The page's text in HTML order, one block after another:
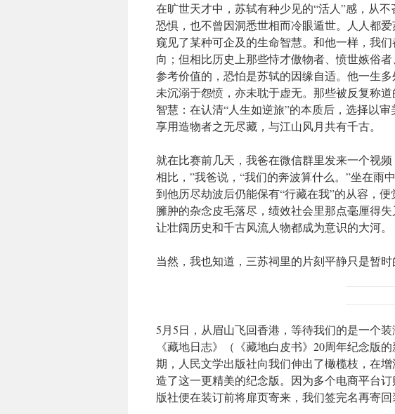
在旷世天才中，苏轼有种少见的“活人”感，从
恐惧，也不曾因洞悉世相而冷眼遁世。人人都
窥见了某种可企及的生命智慧。和他一样，我
向；但相比历史上那些恃才傲物者、愤世嫉俗
参考价值的，恐怕是苏轼的因缘自适。他一生
未沉溺于怨愤，亦未耽于虚无。那些被反复称
智慧：在认清“人生如逆旅”的本质后，选择以
享用造物者之无尽藏，与江山风月共有千古。
就在比赛前几天，我爸在微信群里发来一个视
相比，”我爸说，“我们的奔波算什么。”坐在雨
到他历尽劫波后仍能保有“行藏在我”的从容，
臃肿的杂念皮毛落尽，绩效社会里那点毫厘得
让壮阔历史和千古风流人物都成为意识的大河。
当然，我也知道，三苏祠里的片刻平静只是暂
5月5日，从眉山飞回香港，等待我们的是一个
《藏地日志》（《藏地白皮书》20周年纪念版
期，人民文学出版社向我们伸出了橄榄枝，在
造了这一更精美的纪念版。因为多个电商平台
版社便在装订前将扉页寄来，我们签完名再寄回